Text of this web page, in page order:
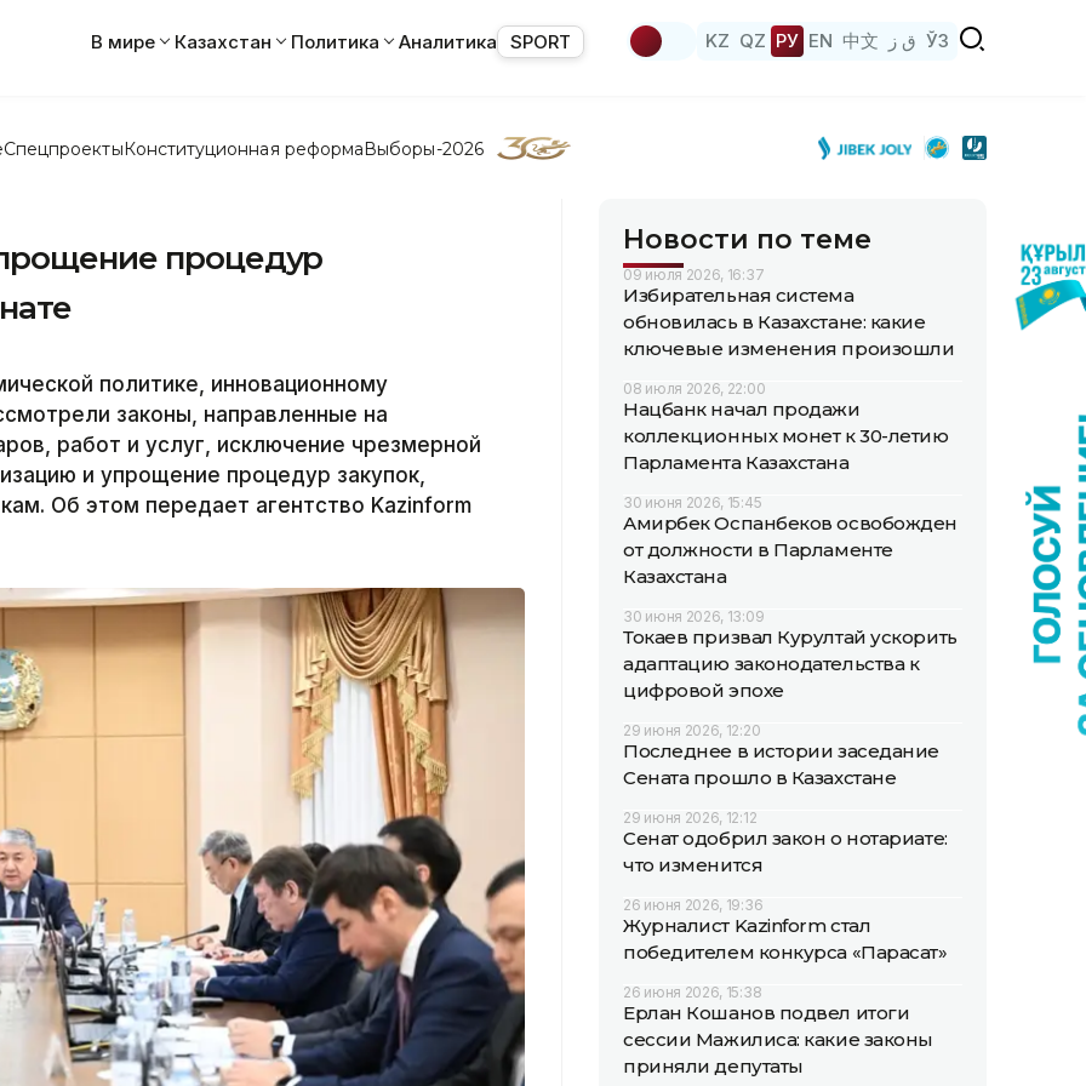
В мире Казахстан Политика Аналитика SPORT KZ QZ РУ EN 中文 ق ز ЎЗ
СпецпроектыКонституционная реформаВыборы-2026
процедур
политике, инновационному
законы, направленные на
работ и услуг, исключение чрезмерной
и упрощение процедур закупок,
Об этом передает агентство Kazinform
Новости по теме
09 июля 2026, 16:37
Избирательная система
обновилась в Казахстане: какие
ключевые изменения произошли
08 июля 2026, 22:00
Нацбанк начал продажи
коллекционных монет к 30-летию
Парламента Казахстана
30 июня 2026, 15:45
Амирбек Оспанбеков освобожден
от должности в Парламенте
Казахстана
30 июня 2026, 13:09
Токаев призвал Курултай ускорить
адаптацию законодательства к
цифровой эпохе
29 июня 2026, 12:20
Последнее в истории заседание
Сената прошло в Казахстане
29 июня 2026, 12:12
Сенат одобрил закон о нотариате:
что изменится
26 июня 2026, 19:36
Журналист Kazinform стал
победителем конкурса «Парасат»
26 июня 2026, 15:38
Ерлан Кошанов подвел итоги
сессии Мажилиса: какие законы
приняли депутаты